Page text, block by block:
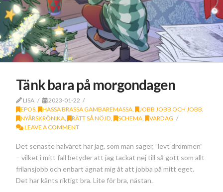
Tänk bara på morgondagen
LISA
2023-01-22
EPOS , HASSA BRASSA GAMBAREMASSA , JOBB JOBB OCH JOBB
NYÅRSKRÖNIKA , RÄTT SÅ NÖJD , SCHEMA , VARDAG
LEAVE A COMMENT
Det senaste halvåret har jag, som man säger, ”levt drömmen”
– vilket i mitt fall betyder att jag tackat nej till så gott som allt
frilansjobb och enbart ägnat mig åt att jobba på mitt eget.
Det har känts riktigt bra. Lite för bra, nästan.